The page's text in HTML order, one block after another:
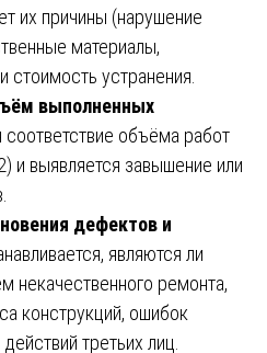
их причины (нарушение
материалы,
стоимость устранения.
выполненных
соответствие объёма работ
и выявляется завышение или
дефектов и
являются ли
некачественного ремонта,
конструкций, ошибок
третьих лиц.